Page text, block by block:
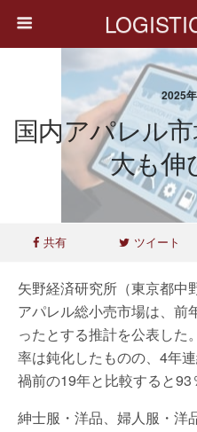
2025
国内アパレル
大も伸
共有 ツイート
矢野経済研究所（東京都中
アパレル総小売市場は、前
ったとする推計を公表した
率は鈍化したものの、4年
禍前の19年と比較すると93
紳士服・洋品、婦人服・洋